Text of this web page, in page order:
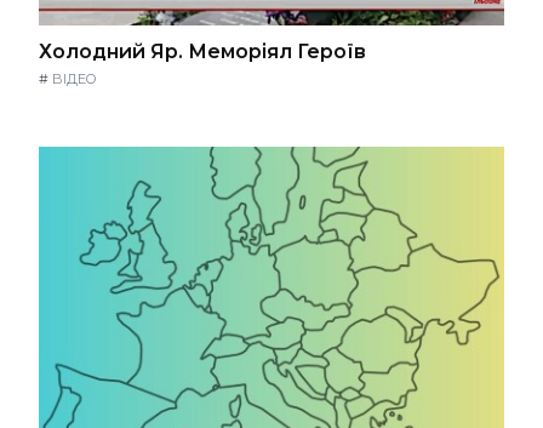
Холодний Яр. Меморіял Героїв
# ВІДЕО